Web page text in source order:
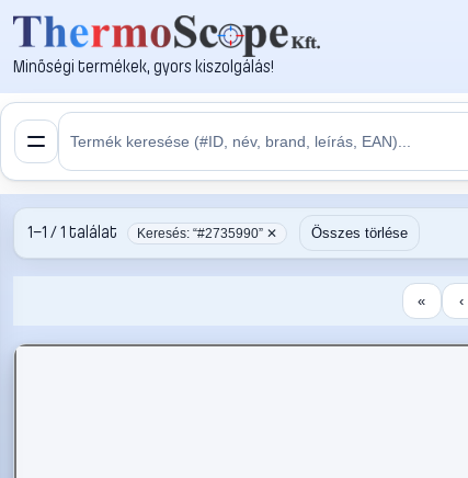
Minőségi termékek, gyors kiszolgálás!
1–1 / 1 találat Keresés: “#2735990” ✕ Összes törlése
« ‹